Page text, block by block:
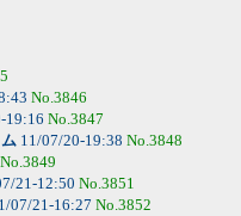
No.3846
19:16 No.3847
11/07/20-19:38 No.3848
No.3849
21-12:50 No.3851
07/21-16:27 No.3852